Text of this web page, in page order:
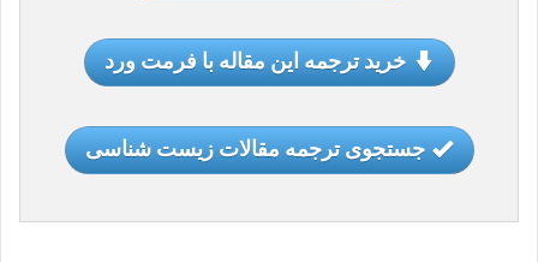
خرید ترجمه این مقاله با فرمت ورد
جستجوی ترجمه مقالات زیست شناسی